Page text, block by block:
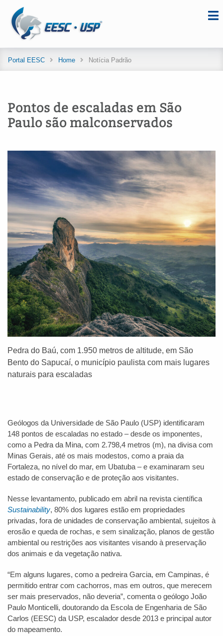
Portal EESC Home Notícia Padrão
Pontos de escaladas em São
Paulo são malconservados
Pedra do Baú, com 1.950 metros de altitude, em São
Bento do Sapucaí, o município paulista com mais lugares
naturais para escaladas
Geólogos da Universidade de São Paulo (USP) identificaram
148 pontos de escaladas no estado – desde os imponentes,
como a Pedra da Mina, com 2.798,4 metros (m), na divisa com
Minas Gerais, até os mais modestos, como a praia da
Fortaleza, no nível do mar, em Ubatuba – e examinaram seu
estado de conservação e de proteção aos visitantes.
Nesse levantamento, publicado em abril na revista científica
Sustainability, 80% dos lugares estão em propriedades
privadas, fora de unidades de conservação ambiental, sujeitos à
erosão e queda de rochas, e sem sinalização, planos de gestão
ambiental ou restrições aos visitantes visando à preservação
dos animais e da vegetação nativa.
“Em alguns lugares, como a pedreira Garcia, em Campinas, é
permitido entrar com cachorros, mas em outros, que merecem
ser mais preservados, não deveria”, comenta o geólogo João
Paulo Monticelli, doutorando da Escola de Engenharia de São
Carlos (EESC) da USP, escalador desde 2013 e principal autor
do mapeamento.